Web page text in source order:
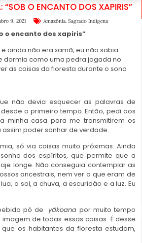
O ENCANTO DOS XAPIRIS”
9, 2021 Amazônia, Sagrado Indígena
o encanto dos xapiris”
ainda não era xamã, eu não sabia
dormia como uma pedra jogada no
as coisas da floresta durante o sono
não devia esquecer as palavras de
o primeiro tempo. Então, pedi aos
minha casa para me transmitirem os
assim poder sonhar de verdade.
só via coisas muito próximas. Ainda
dos espíritos, que permite que a
longe. Não conseguia contemplar as
ancestrais, nem ver o que eram de
o sol, a chuva, a escuridão e a luz. Eu
pó de yãkoana por muito tempo
de todas essas coisas. É desse
os habitantes da floresta estudam,